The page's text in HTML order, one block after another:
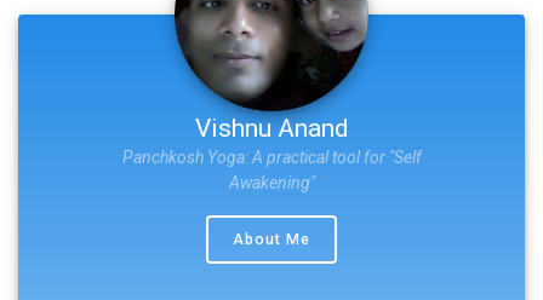
Vishnu Anand
Panchkosh Yoga: A practical tool for "Self
Awakening"
About Me